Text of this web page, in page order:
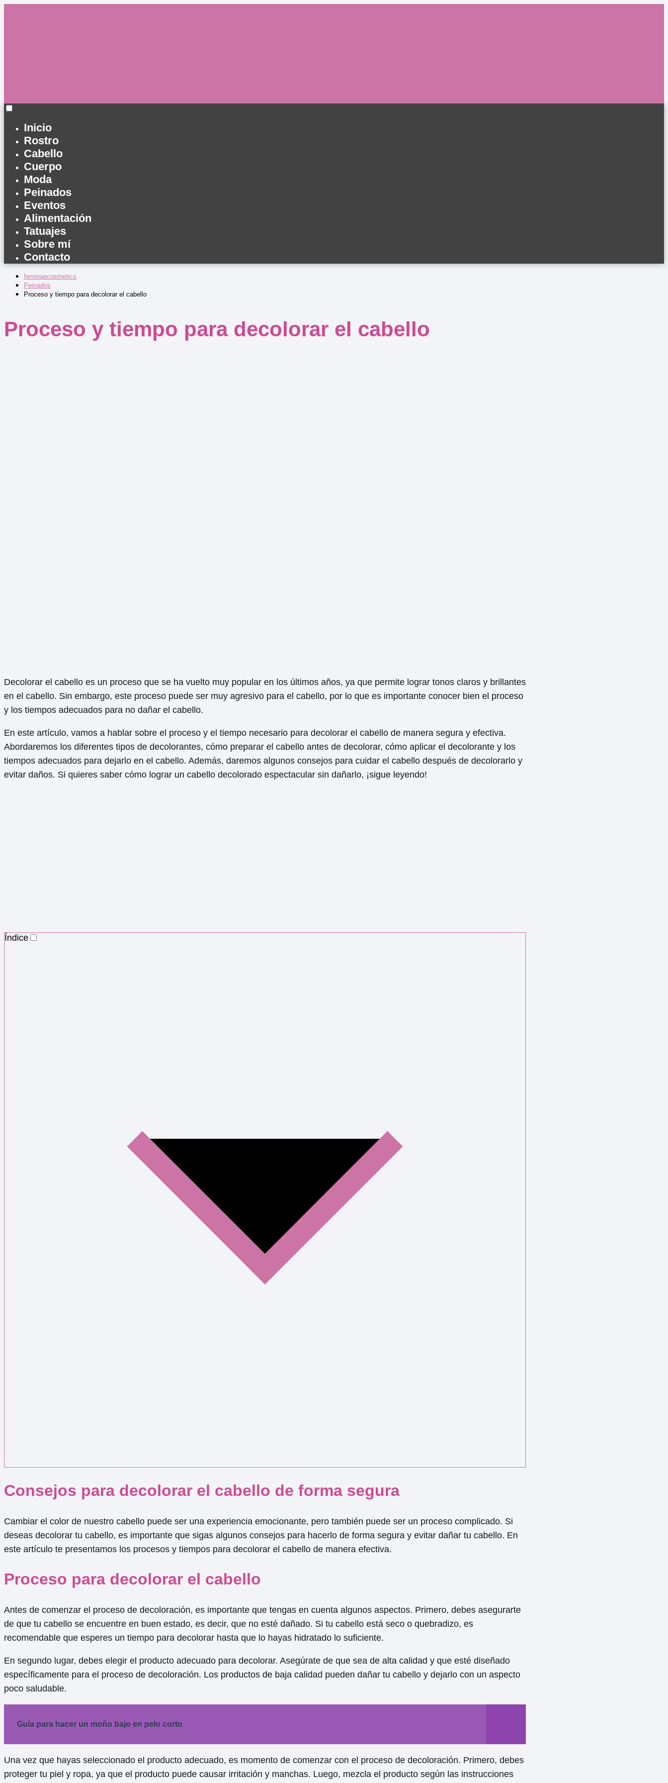
Inicio
Rostro
Cabello
Cuerpo
Moda
Peinados
Eventos
Alimentación
Tatuajes
Sobre mí
Contacto
feminaecosmetics
Peinados
Proceso y tiempo para decolorar el cabello
Proceso y tiempo para decolorar el cabello
Decolorar el cabello es un proceso que se ha vuelto muy popular en los últimos años, ya que permite lograr tonos claros y brillantes
en el cabello. Sin embargo, este proceso puede ser muy agresivo para el cabello, por lo que es importante conocer bien el proceso
y los tiempos adecuados para no dañar el cabello.
En este artículo, vamos a hablar sobre el proceso y el tiempo necesario para decolorar el cabello de manera segura y efectiva.
Abordaremos los diferentes tipos de decolorantes, cómo preparar el cabello antes de decolorar, cómo aplicar el decolorante y los
tiempos adecuados para dejarlo en el cabello. Además, daremos algunos consejos para cuidar el cabello después de decolorarlo y
evitar daños. Si quieres saber cómo lograr un cabello decolorado espectacular sin dañarlo, ¡sigue leyendo!
Índice
Consejos para decolorar el cabello de forma segura
Cambiar el color de nuestro cabello puede ser una experiencia emocionante, pero también puede ser un proceso complicado. Si
deseas decolorar tu cabello, es importante que sigas algunos consejos para hacerlo de forma segura y evitar dañar tu cabello. En
este artículo te presentamos los procesos y tiempos para decolorar el cabello de manera efectiva.
Proceso para decolorar el cabello
Antes de comenzar el proceso de decoloración, es importante que tengas en cuenta algunos aspectos. Primero, debes asegurarte
de que tu cabello se encuentre en buen estado, es decir, que no esté dañado. Si tu cabello está seco o quebradizo, es
recomendable que esperes un tiempo para decolorar hasta que lo hayas hidratado lo suficiente.
En segundo lugar, debes elegir el producto adecuado para decolorar. Asegúrate de que sea de alta calidad y que esté diseñado
específicamente para el proceso de decoloración. Los productos de baja calidad pueden dañar tu cabello y dejarlo con un aspecto
poco saludable.
Guía para hacer un moño bajo en pelo corto
Una vez que hayas seleccionado el producto adecuado, es momento de comenzar con el proceso de decoloración. Primero, debes
proteger tu piel y ropa, ya que el producto puede causar irritación y manchas. Luego, mezcla el producto según las instrucciones